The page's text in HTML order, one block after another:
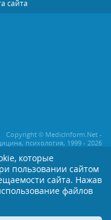
сайта
Copyright © MedicInform.Net -
психология, 1999 - 2026
нашего сайта строго
допускается при наличии
MedicInform.Net
целях. Редакция не всегда
рекомендуется
которые
пользовании сайтом
сайта. Нажав
файлов